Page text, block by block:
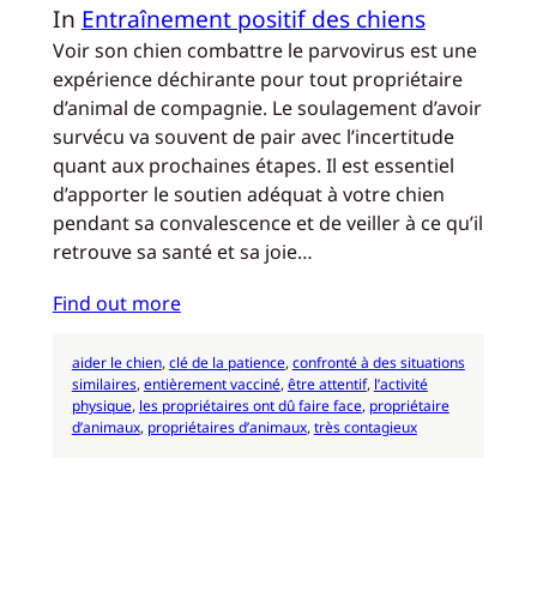
In Entraînement positif des chiens
Voir son chien combattre le parvovirus est une
expérience déchirante pour tout propriétaire
d’animal de compagnie. Le soulagement d’avoir
survécu va souvent de pair avec l’incertitude
quant aux prochaines étapes. Il est essentiel
d’apporter le soutien adéquat à votre chien
pendant sa convalescence et de veiller à ce qu’il
retrouve sa santé et sa joie…
Find out more
aider le chien, clé de la patience, confronté à des situations
similaires, entièrement vacciné, être attentif, l’activité
physique, les propriétaires ont dû faire face, propriétaire
d’animaux, propriétaires d’animaux, très contagieux